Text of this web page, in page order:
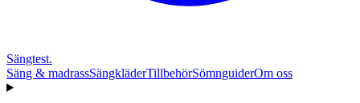
Sängtest.
Säng & madrassSängkläderTillbehörSömnguiderOm oss